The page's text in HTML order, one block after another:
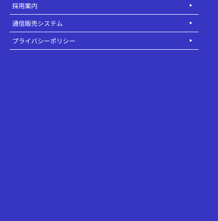
採用案内
通信販売システム
プライバシーポリシー